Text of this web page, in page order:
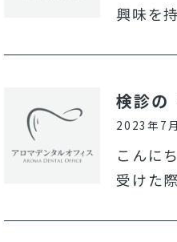
興味を
検診の
2023年7
こんに
受けた